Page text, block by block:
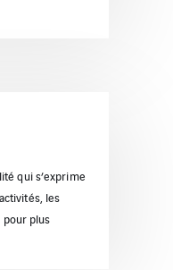
qui s’exprime
les
pour plus